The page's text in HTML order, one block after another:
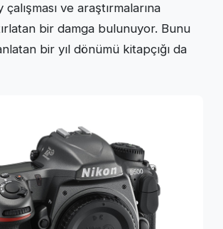
çalışması ve araştırmalarına
bir damga bulunuyor. Bunu
bir yıl dönümü kitapçığı da